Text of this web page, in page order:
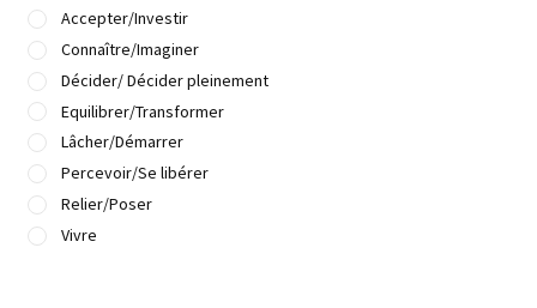
Accepter/Investir
Connaître/Imaginer
Décider/ Décider pleinement
Equilibrer/Transformer
Lâcher/Démarrer
Percevoir/Se libérer
Relier/Poser
Vivre